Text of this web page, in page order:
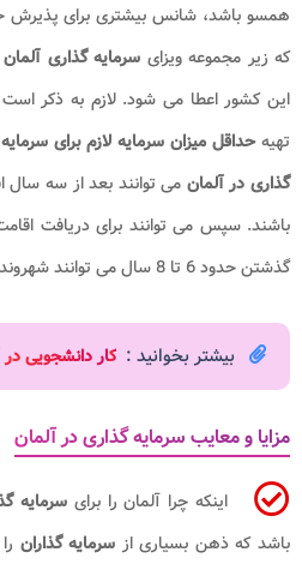
همسو باشد، شانس بیشتری برای پذیرش
که زیر مجموعه ویزای سرمایه گذاری
این کشور اعطا می شود. لازم به ذکر
تهیهحداقل میزان سرمایه لازم برای
گذاری در آلمان می توانند بعد از سه
باشند. سپس می توانند برای دریافت
گذشتن حدود 6 تا 8 سال می توانند شهروندی آلمان را نیز دریافت نمایند.
بیشتر بخوانید : کار دانشجویی در
مزایا و معایب سرمایه گذاری در آلمان
اینکه چرا آلمان را برای سرمایه
باشد که ذهن بسیاری از سرمایه گذاران